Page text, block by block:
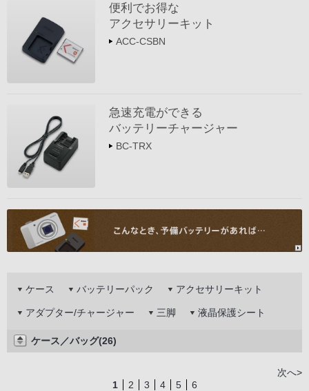
便利でお得な
アクセサリーキット
ACC-CSBN
急速充電ができる
バッテリーチャージャー
BC-TRX
ケース バッテリーパック アクセサリーキット
アダプター/チャージャー 三脚 液晶保護シート
ケース／バッグ(26)
次へ>
1
2 3 4 5 6